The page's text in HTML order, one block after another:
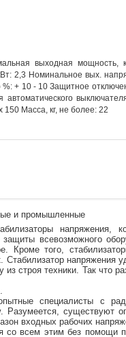
выходная мощность,
2,3 Номинальное вых.
+ 10 - 10 Защитное
Масса, кг, не более: 22
и промышленные
напряжения,
всевозможного
Кроме того,
напряжения
строя техники. Так что
специалисты с
Разумеется, существуют
входных рабочих
со всем этим без